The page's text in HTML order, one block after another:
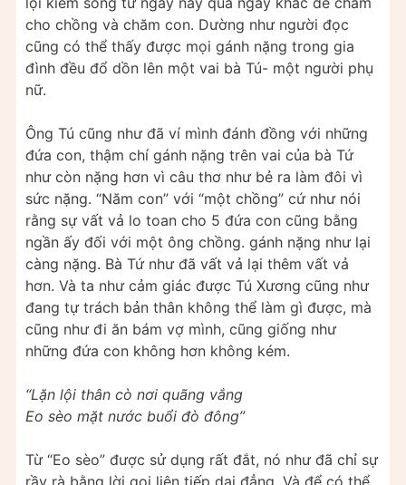
cho chồng và chăm con. Dường như người đọc
cũng có thể thấy được mọi gánh nặng trong gia
đình đều đổ dồn lên một vai bà Tú- một người phụ
nữ.
Ông Tú cũng như đã ví mình đánh đồng với những
đứa con, thậm chí gánh nặng trên vai của bà Tứ
như còn nặng hơn vì câu thơ như bẻ ra làm đôi vì
sức nặng. “Năm con” với “một chồng” cứ như nói
rằng sự vất vả lo toan cho 5 đứa con cũng bằng
ngần ấy đối với một ông chồng. gánh nặng như lại
càng nặng. Bà Tứ như đã vất vả lại thêm vất vả
hơn. Và ta như cảm giác được Tú Xương cũng như
đang tự trách bản thân không thể làm gì được, mà
cũng như đi ăn bám vợ mình, cũng giống như
những đứa con không hơn không kém.
“Lặn lội thân cò nơi quãng vắng
Eo sèo mặt nước buổi đò đông”
Từ “Eo sèo” được sử dụng rất đắt, nó như đã chỉ sự